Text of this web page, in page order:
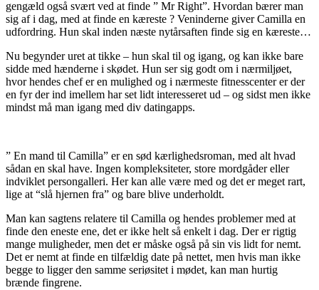
gengæld også svært ved at finde ” Mr Right”. Hvordan bærer man
sig af i dag, med at finde en kæreste ? Veninderne giver Camilla en
udfordring. Hun skal inden næste nytårsaften finde sig en kæreste…
Nu begynder uret at tikke – hun skal til og igang, og kan ikke bare
sidde med hænderne i skødet. Hun ser sig godt om i nærmiljøet,
hvor hendes chef er en mulighed og i nærmeste fitnesscenter er der
en fyr der ind imellem har set lidt interesseret ud – og sidst men ikke
mindst må man igang med div datingapps.
” En mand til Camilla” er en sød kærlighedsroman, med alt hvad
sådan en skal have. Ingen kompleksiteter, store mordgåder eller
indviklet persongalleri. Her kan alle være med og det er meget rart,
lige at “slå hjernen fra” og bare blive underholdt.
Man kan sagtens relatere til Camilla og hendes problemer med at
finde den eneste ene, det er ikke helt så enkelt i dag. Der er rigtig
mange muligheder, men det er måske også på sin vis lidt for nemt.
Det er nemt at finde en tilfældig date på nettet, men hvis man ikke
begge to ligger den samme seriøsitet i mødet, kan man hurtig
brænde fingrene.